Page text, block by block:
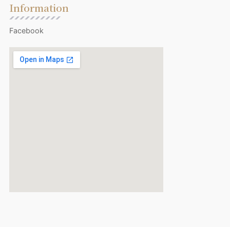
Information
Facebook